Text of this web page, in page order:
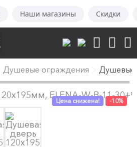
Наши магазины Скидки
Душевые ограждения Душевые
Цена снижена! -10%